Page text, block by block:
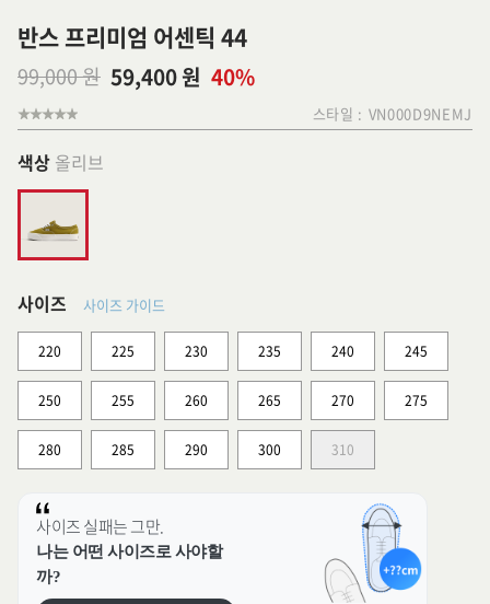
반스 프리미엄 어센틱 44
99,000 원 59,400 원 40%
스타일 : VN000D9NEMJ
색상 올리브
사이즈 사이즈 가이드
220 225 230 235 240 245
250 255 260 265 270 275
280 285 290 300 310
사이즈 실패는 그만.
나는 어떤 사이즈로 사야할
까?